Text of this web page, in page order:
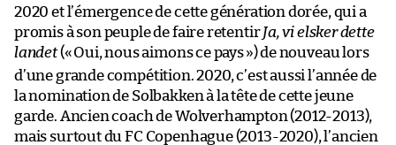
2020 et l’émergence de cette génération dorée, qui a
promis à son peuple de faire retentirJa, vi elsker dette
landet(«Oui, nous aimons ce pays») de nouveau lors
d’une grande compétition. 2020, c’est aussi l’année de
la nomination de Solbakken à la tête de cette jeune
garde. Ancien coach de Wolverhampton (2012-2013),
mais surtout du FC Copenhague (2013-2020), l’ancien